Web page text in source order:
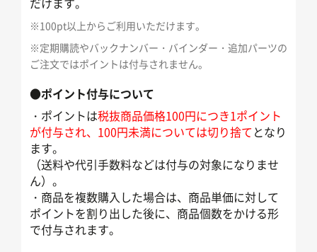
※100pt以上からご利用いただけます。
※定期購読やバックナンバー・バインダー・追加パーツの
ご注文ではポイントは付与されません。
●ポイント付与について
・ポイントは税抜商品価格100円につき1ポイント
が付与され、100円未満については切り捨てとなり
ます。
（送料や代引手数料などは付与の対象になりませ
ん）。
・商品を複数購入した場合は、商品単価に対して
ポイントを割り出した後に、商品個数をかける形
で付与されます。